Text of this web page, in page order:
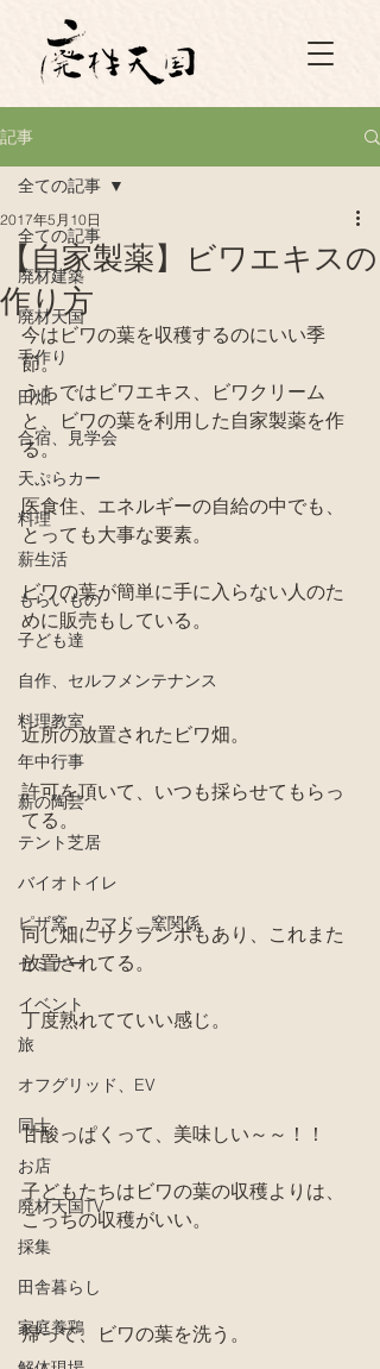
記事
全ての記事
廃材建築
廃材天国
手作り
田畑
合宿、見学会
天ぷらカー
料理
薪生活
もらいもの
子ども達
自作、セルフメンテナンス
料理教室
年中行事
薪の陶芸
テント芝居
バイオトイレ
ピザ窯、カマド、窯関係
セミナー
イベント
旅
オフグリッド、EV
同士
お店
廃材天国TV
採集
田舎暮らし
家庭養鶏
全ての記事
【自家製薬】ビワエキスの
作り方
2017年5月10日
今はビワの葉を収穫するのにいい季
節。
うちではビワエキス、ビワクリーム
と、ビワの葉を利用した自家製薬を作
る。
医食住、エネルギーの自給の中でも、
とっても大事な要素。
ビワの葉が簡単に手に入らない人のた
めに販売もしている。
近所の放置されたビワ畑。
許可を頂いて、いつも採らせてもらっ
てる。
同じ畑にサクランボもあり、これまた
放置されてる。
丁度熟れてていい感じ。
甘酸っぱくって、美味しい～～！！
子どもたちはビワの葉の収穫よりは、
こっちの収穫がいい。
帰って、ビワの葉を洗う。